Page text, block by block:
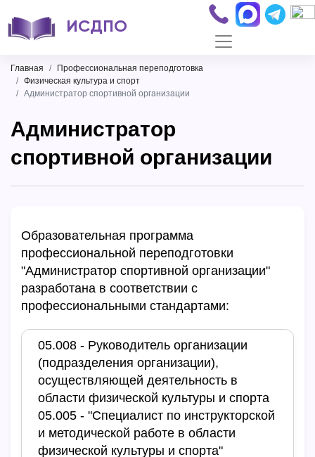
ИСДПО
Главная
Профессиональная переподготовка
Физическая культура и спорт
Администратор спортивной организации
Администратор
спортивной организации
Образовательная программа
профессиональной переподготовки
"Администратор спортивной организации"
разработана в соответствии с
профессиональными стандартами:
05.008 - Руководитель организации
(подразделения организации),
осуществляющей деятельность в
области физической культуры и спорта
05.005 - "Специалист по инструкторской
и методической работе в области
физической культуры и спорта"